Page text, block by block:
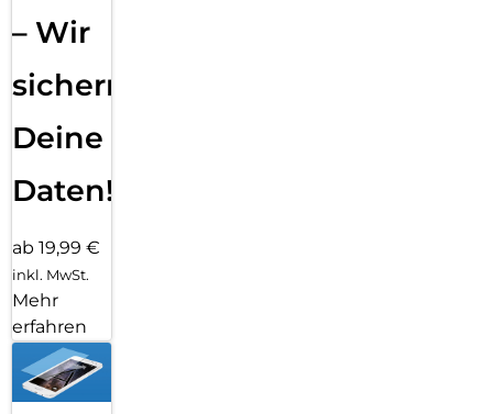
– Wir
sichern
Deine
Daten!
ab 19,99 €
inkl. MwSt.
Mehr
erfahren